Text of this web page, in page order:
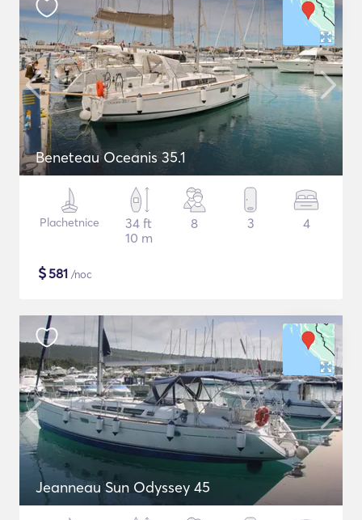
Beneteau Oceanis 35.1
Plachetnice
34 ft
10 m
8 3 4
$581 /noc
Jeanneau Sun Odyssey 45